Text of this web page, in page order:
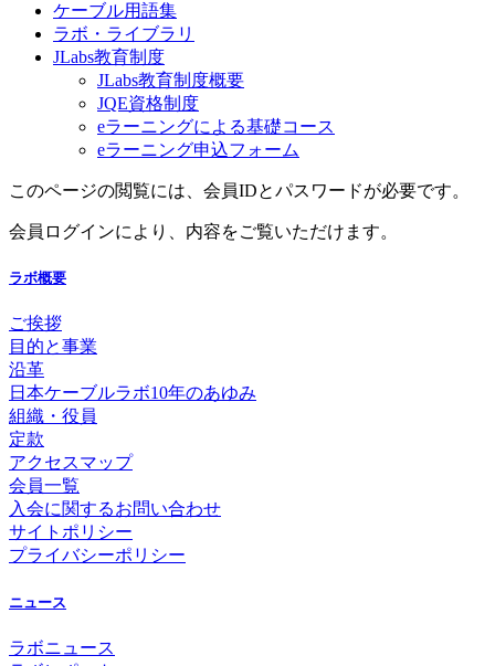
ケーブル用語集
ラボ・ライブラリ
JLabs教育制度
JLabs教育制度概要
JQE資格制度
eラーニングによる基礎コース
eラーニング申込フォーム
このページの閲覧には、会員IDとパスワードが必要です。
会員ログインにより、内容をご覧いただけます。
ラボ概要
ご挨拶
目的と事業
沿革
日本ケーブルラボ10年のあゆみ
組織・役員
定款
アクセスマップ
会員一覧
入会に関するお問い合わせ
サイトポリシー
プライバシーポリシー
ニュース
ラボニュース